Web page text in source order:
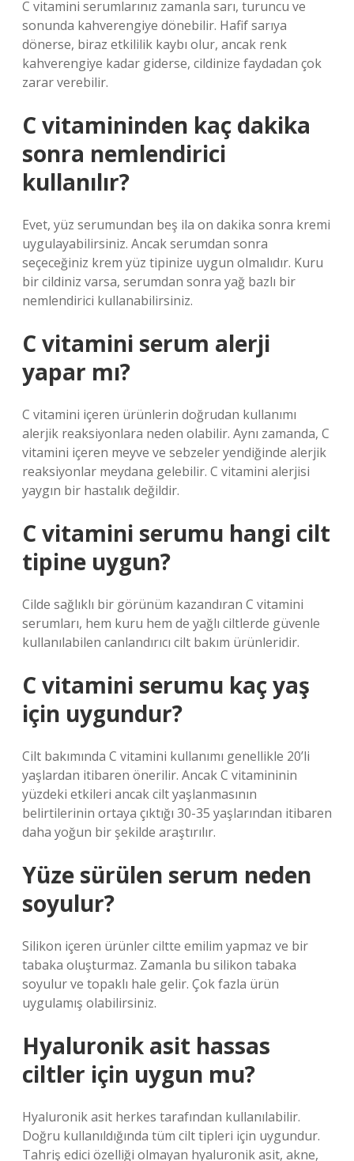
C vitamini serumlarınız zamanla sarı, turuncu ve
sonunda kahverengiye dönebilir. Hafif sarıya
dönerse, biraz etkililik kaybı olur, ancak renk
kahverengiye kadar giderse, cildinize faydadan çok
zarar verebilir.
C vitamininden kaç dakika
sonra nemlendirici
kullanılır?
Evet, yüz serumundan beş ila on dakika sonra kremi
uygulayabilirsiniz. Ancak serumdan sonra
seçeceğiniz krem ​​yüz tipinize uygun olmalıdır. Kuru
bir cildiniz varsa, serumdan sonra yağ bazlı bir
nemlendirici kullanabilirsiniz.
C vitamini serum alerji
yapar mı?
C vitamini içeren ürünlerin doğrudan kullanımı
alerjik reaksiyonlara neden olabilir. Aynı zamanda, C
vitamini içeren meyve ve sebzeler yendiğinde alerjik
reaksiyonlar meydana gelebilir. C vitamini alerjisi
yaygın bir hastalık değildir.
C vitamini serumu hangi cilt
tipine uygun?
Cilde sağlıklı bir görünüm kazandıran C vitamini
serumları, hem kuru hem de yağlı ciltlerde güvenle
kullanılabilen canlandırıcı cilt bakım ürünleridir.
C vitamini serumu kaç yaş
için uygundur?
Cilt bakımında C vitamini kullanımı genellikle 20’li
yaşlardan itibaren önerilir. Ancak C vitamininin
yüzdeki etkileri ancak cilt yaşlanmasının
belirtilerinin ortaya çıktığı 30-35 yaşlarından itibaren
daha yoğun bir şekilde araştırılır.
Yüze sürülen serum neden
soyulur?
Silikon içeren ürünler ciltte emilim yapmaz ve bir
tabaka oluşturmaz. Zamanla bu silikon tabaka
soyulur ve topaklı hale gelir. Çok fazla ürün
uygulamış olabilirsiniz.
Hyaluronik asit hassas
ciltler için uygun mu?
Hyaluronik asit herkes tarafından kullanılabilir.
Doğru kullanıldığında tüm cilt tipleri için uygundur.
Tahriş edici özelliği olmayan hyaluronik asit, akne,